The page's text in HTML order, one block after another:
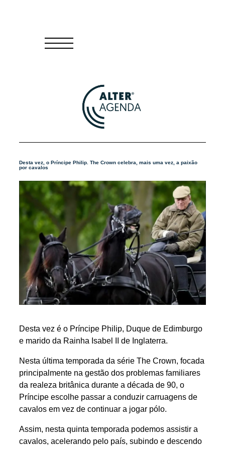
Desta vez, o Príncipe Philip. The Crown celebra, mais uma vez, a paixão
por cavalos
Desta vez é o Príncipe Philip, Duque de Edimburgo
e marido da Rainha Isabel II de Inglaterra.
Nesta última temporada da série The Crown, focada
principalmente na gestão dos problemas familiares
da realeza britânica durante a década de 90, o
Príncipe escolhe passar a conduzir carruagens de
cavalos em vez de continuar a jogar pólo.
Assim, nesta quinta temporada podemos assistir a
cavalos, acelerando pelo país, subindo e descendo